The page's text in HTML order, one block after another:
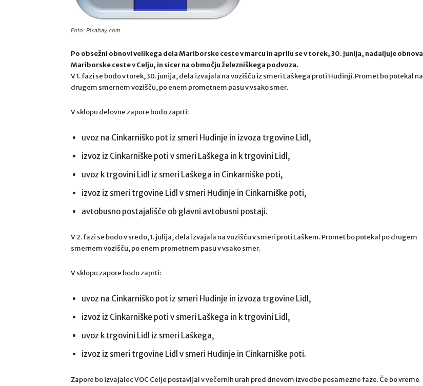
Foto: Pixabay.com
Po obsežni obnovi velikega dela Mariborske ceste v marcu in aprilu se v torek, 30. junija, nadaljuje obnova
Mariborske ceste v Celju, in sicer na območju železniškega podvoza.
V 1. fazi se bodo v torek, 30. junija, dela izvajala na vozišču iz smeri Laškega proti Hudinji. Promet bo potekal na
drugem smernem vozišču, po enem prometnem pasu v vsako smer.
V sklopu delovne zapore bodo zaprti:
uvoz na Cinkarniško pot iz smeri Hudinje in izvoza trgovine Lidl,
izvoz iz Cinkarniške poti v smeri Laškega in k trgovini Lidl,
uvoz k trgovini Lidl iz smeri Laškega in Cinkarniške poti,
izvoz iz smeri trgovine Lidl v smeri Hudinje in Cinkarniške poti,
avtobusno postajališče ob glavni avtobusni postaji.
V 2. fazi se bodo v sredo, 1. julija, dela izvajala na vozišču v smeri proti Laškem. Promet bo potekal po drugem
smernem vozišču, po enem prometnem pasu v vsako smer.
V sklopu zapore bodo zaprti:
uvoz na Cinkarniško pot iz smeri Hudinje in izvoza trgovine Lidl,
izvoz iz Cinkarniške poti v smeri Laškega in k trgovini Lidl,
uvoz k trgovini Lidl iz smeri Laškega,
izvoz iz smeri trgovine Lidl v smeri Hudinje in Cinkarniške poti.
Zapore bo izvajalec VOC Celje postavljal v večernih urah pred dnevom izvedbe posamezne faze. Če bo vreme